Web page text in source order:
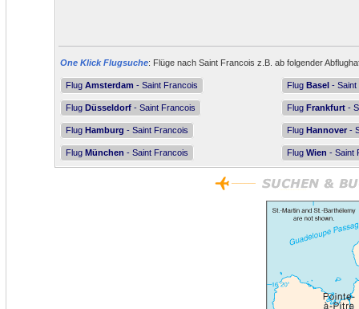
One Klick Flugsuche: Flüge nach Saint Francois z.B. ab folgender
Flug Amsterdam - Saint Francois Flug Basel - Saint
Flug Düsseldorf - Saint Francois Flug Frankfurt -
Flug Hamburg - Saint Francois Flug Hannover -
Flug München - Saint Francois Flug Wien - Saint